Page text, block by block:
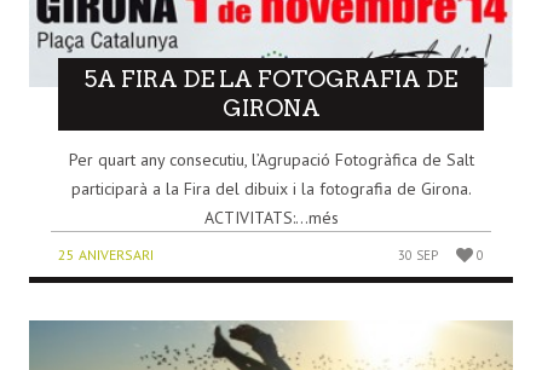
5A FIRA DE LA FOTOGRAFIA DE
GIRONA
Per quart any consecutiu, l’Agrupació Fotogràfica de Salt
participarà a la Fira del dibuix i la fotografia de Girona.
ACTIVITATS:...més
25 ANIVERSARI 30 SEP 0